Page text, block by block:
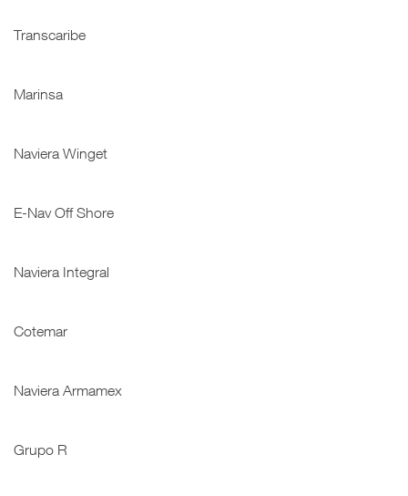
Transcaribe
Marinsa
Naviera Winget
E-Nav Off Shore
Naviera Integral
Cotemar
Naviera Armamex
Grupo R